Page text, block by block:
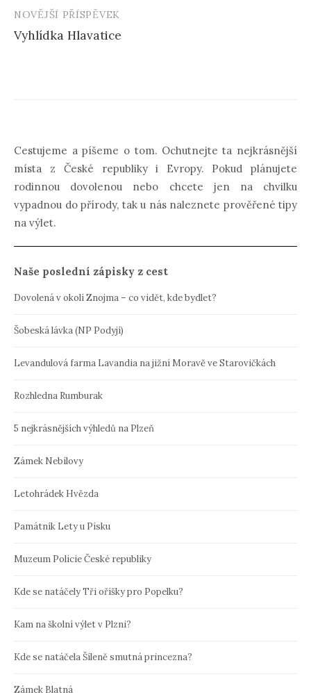
NOVĚJŠÍ PŘÍSPĚVEK
Vyhlídka Hlavatice
Cestujeme a píšeme o tom. Ochutnejte ta nejkrásnější
místa z České republiky i Evropy. Pokud plánujete
rodinnou dovolenou nebo chcete jen na chvilku
vypadnou do přírody, tak u nás naleznete prověřené tipy
na výlet.
Naše poslední zápisky z cest
Dovolená v okolí Znojma – co vidět, kde bydlet?
Šobeská lávka (NP Podyjí)
Levandulová farma Lavandia na jižní Moravě ve Starovičkách
Rozhledna Rumburak
5 nejkrásnějších výhledů na Plzeň
Zámek Nebílovy
Letohrádek Hvězda
Památník Lety u Písku
Muzeum Policie České republiky
Kde se natáčely Tři oříšky pro Popelku?
Kam na školní výlet v Plzni?
Kde se natáčela Šíleně smutná princezna?
Zámek Blatná